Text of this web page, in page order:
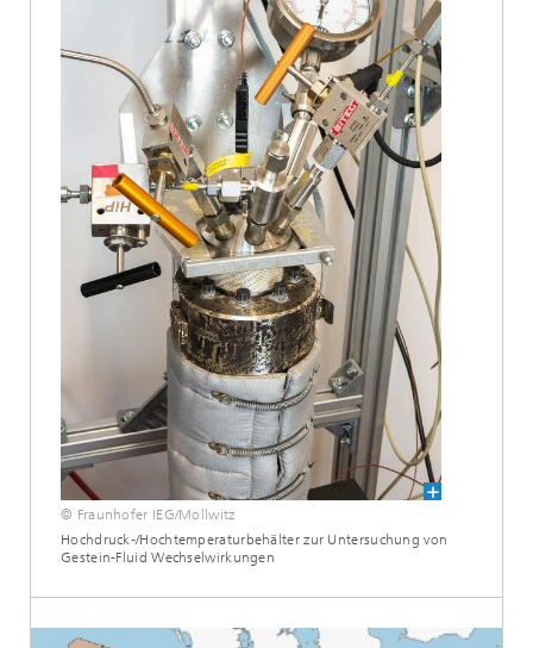
© Fraunhofer IEG/Mollwitz
Hochdruck-/Hochtemperaturbehälter zur Untersuchung von
Gestein-Fluid Wechselwirkungen